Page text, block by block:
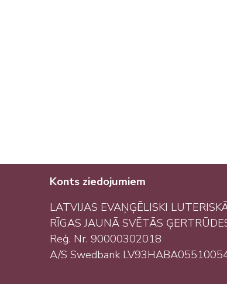
Konts ziedojumiem
LATVIJAS EVAŅĢĒLISKI
RĪGAS JAUNĀ SVĒTĀS
Reģ. Nr. 90000302018
A/S Swedbank